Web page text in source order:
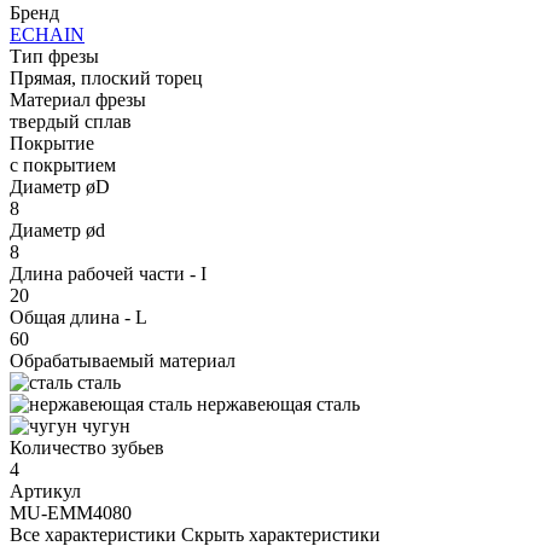
Бренд
ECHAIN
Тип фрезы
Прямая, плоский торец
Материал фрезы
твердый сплав
Покрытие
с покрытием
Диаметр øD
8
Диаметр ød
8
Длина рабочей части - I
20
Общая длина - L
60
Обрабатываемый материал
сталь
нержавеющая сталь
чугун
Количество зубьев
4
Артикул
MU-EMM4080
Все характеристики Скрыть характеристики